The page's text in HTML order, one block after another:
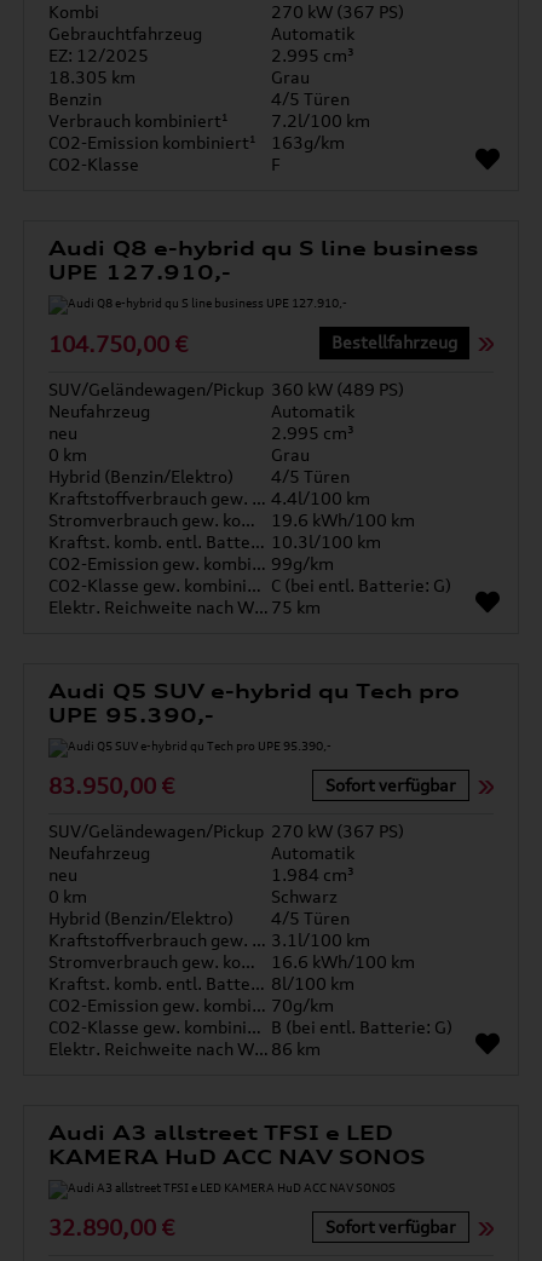
Kombi
270 kW (367 PS)
Gebrauchtfahrzeug
Automatik
EZ: 12/2025
2.995 cm³
18.305 km
Grau
Benzin
4/5 Türen
Verbrauch kombiniert¹
7.2l/100 km
CO2-Emission kombiniert¹
163g/km
CO2-Klasse
F
Audi Q8 e-hybrid qu S line business
UPE 127.910,-
104.750,00 € Bestellfahrzeug
SUV/Geländewagen/Pickup 360 kW (489 PS)
Neufahrzeug
Automatik
neu
2.995 cm³
0 km
Grau
Hybrid (Benzin/Elektro)
4/5 Türen
Kraftstoffverbrauch gew. kombiniert 4.4l/100 km
Stromverbrauch gew. kombiniert
19.6 kWh/100 km
Kraftst. komb. entl. Batterie 10.3l/100 km
CO2-Emission gew. kombiniert 99g/km
CO2-Klasse gew. kombiniert C (bei entl. Batterie: G)
Elektr. Reichweite nach WLTP* 75 km
Audi Q5 SUV e-hybrid qu Tech pro
UPE 95.390,-
83.950,00 € Sofort verfügbar
SUV/Geländewagen/Pickup 270 kW (367 PS)
Neufahrzeug
Automatik
neu
1.984 cm³
0 km
Schwarz
Hybrid (Benzin/Elektro)
4/5 Türen
Kraftstoffverbrauch gew. kombiniert 3.1l/100 km
Stromverbrauch gew. kombiniert
16.6 kWh/100 km
Kraftst. komb. entl. Batterie 8l/100 km
CO2-Emission gew. kombiniert 70g/km
CO2-Klasse gew. kombiniert B (bei entl. Batterie: G)
Elektr. Reichweite nach WLTP* 86 km
Audi A3 allstreet TFSI e LED
KAMERA HuD ACC NAV SONOS
32.890,00 € Sofort verfügbar